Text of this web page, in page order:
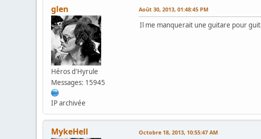
glen
Héros d'Hyrule
Messages: 15945
IP archivée
Août 30, 2013, 01:48:45 PM
Il me manquerait une guitare pour
MykeHell Octobre 18, 2013, 10:55:47 AM